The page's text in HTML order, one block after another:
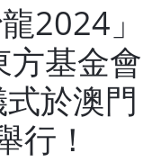
2024」
方基金會
於澳門
行！